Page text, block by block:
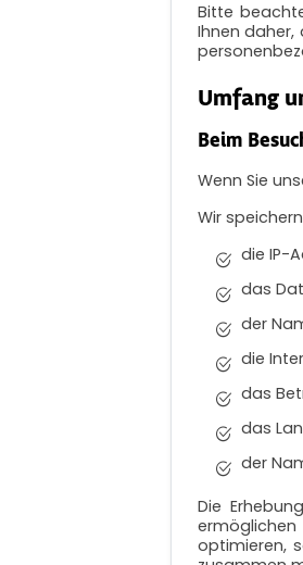
Bitte
Ihnen daher,
Umfang
Beim
Wenn Sie
Wir
die IP-
das
der
die
das
das
der
Die
optimieren,